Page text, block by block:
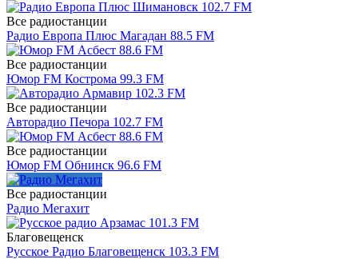
Все радиостанции
Радио Европа Плюс Магадан 88.5 FM
Все радиостанции
Юмор FM Кострома 99.3 FM
Все радиостанции
Авторадио Печора 102.7 FM
Все радиостанции
Юмор FM Обнинск 96.6 FM
Все радиостанции
Радио Мегахит
Благовещенск
Русское Радио Благовещенск 103.3 FM